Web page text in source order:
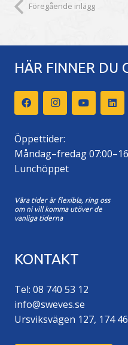
Föregående inlägg
HÄR FINNER DU
Öppettider:
Måndag–fredag
Lunchöppet
Våra tider är flexibla, ring oss
om ni vill komma utöver de
vanliga tiderna
KONTAKT
Tel: 08 740 53 12
info@sweves.se
Ursviksvägen 127, 174